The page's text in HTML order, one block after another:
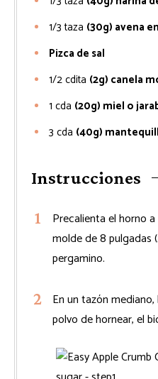
1/3taza (30g) avena
Pizca de sal
1/2cdita (2g) canela
1 cda (20g) miel o
3 cda (40g)
Instrucciones
Precalienta el horno a
molde de 8 pulgadas
pergamino.
En un tazón
polvo de hornear, el